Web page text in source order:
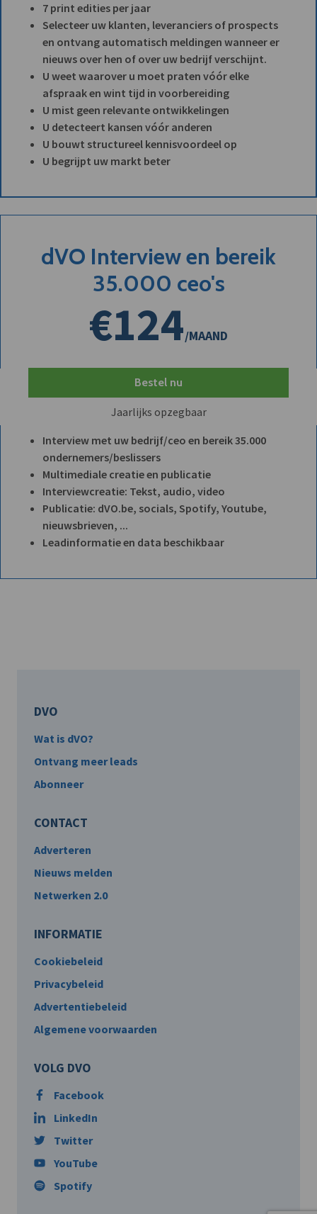
7 print edities per jaar
Selecteer uw klanten, leveranciers of prospects
en ontvang automatisch meldingen wanneer er
nieuws over hen of over uw bedrijf verschijnt.
U weet waarover u moet praten vóór elke
afspraak en wint tijd in voorbereiding
U mist geen relevante ontwikkelingen
U detecteert kansen vóór anderen
U bouwt structureel kennisvoordeel op
U begrijpt uw markt beter
dVO Interview en bereik
35.000 ceo's
€124/MAAND
Bestel nu
Jaarlijks opzegbaar
Interview met uw bedrijf/ceo en bereik 35.000
ondernemers/beslissers
Multimediale creatie en publicatie
Interviewcreatie: Tekst, audio, video
Publicatie: dVO.be, socials, Spotify, Youtube,
nieuwsbrieven, ...
Leadinformatie en data beschikbaar
DVO
Wat is dVO?
Ontvang meer leads
Abonneer
CONTACT
Adverteren
Nieuws melden
Netwerken 2.0
INFORMATIE
Cookiebeleid
Privacybeleid
Advertentiebeleid
Algemene voorwaarden
VOLG DVO
Facebook
LinkedIn
Twitter
YouTube
Spotify